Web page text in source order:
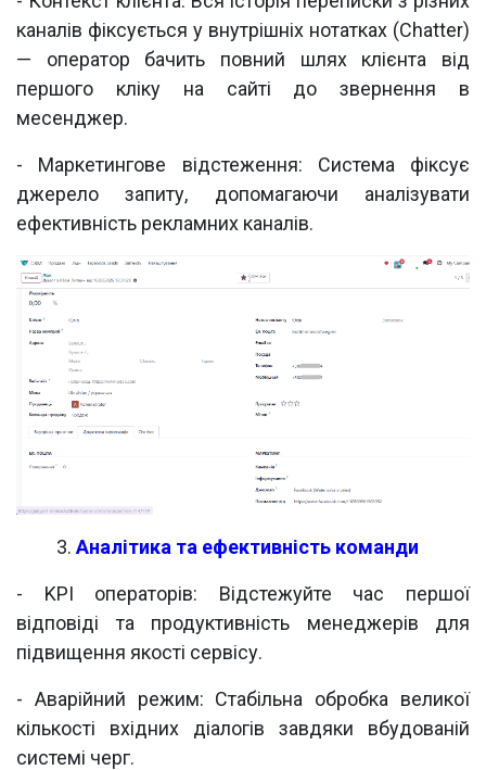
каналів фіксується у внутрішніх нотатках (Chatter)
— оператор бачить повний шлях клієнта від
першого кліку на сайті до звернення в
месенджер.
- Маркетингове відстеження: Система фіксує
джерело запиту, допомагаючи аналізувати
ефективність рекламних каналів.
​3. Аналітика та ефективність команди
- KPI операторів: Відстежуйте час першої
відповіді та продуктивність менеджерів для
підвищення якості сервісу.
- Аварійний режим: Стабільна обробка великої
кількості вхідних діалогів завдяки вбудованій
системі черг.